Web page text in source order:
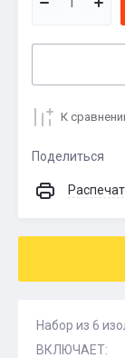
К
Поделиться
Набор из 6
ВКЛЮЧАЕТ: